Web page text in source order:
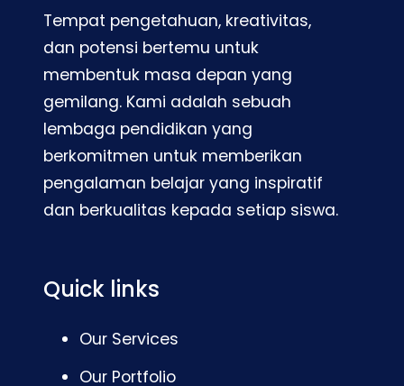
Tempat pengetahuan, kreativitas,
dan potensi bertemu untuk
membentuk masa depan yang
gemilang. Kami adalah sebuah
lembaga pendidikan yang
berkomitmen untuk memberikan
pengalaman belajar yang inspiratif
dan berkualitas kepada setiap siswa.
Quick links
Our Services
Our Portfolio